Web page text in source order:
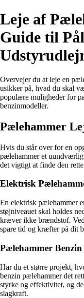
Leje af
Guide til
Overvejer du at leje en
usikker på, hvad du skal
populære muligheder for
benzinmodeller.
Pælehammer
Hvis du står over for en
pælehammer et
det vigtigt at finde den
Elektrisk
En elektrisk pælehammer
støjniveauet skal holdes
kræver ikke brændstof.
spare tid og kræfter på dit
Pælehammer Benzin
Har du et større projekt,
benzin pælehammer det
styrke og effektivitet, og
slagkraft.